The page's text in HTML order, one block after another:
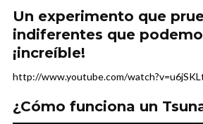
Un experimento que
indiferentes que
¡increíble!
http://www.youtube.com/
¿Cómo funciona un